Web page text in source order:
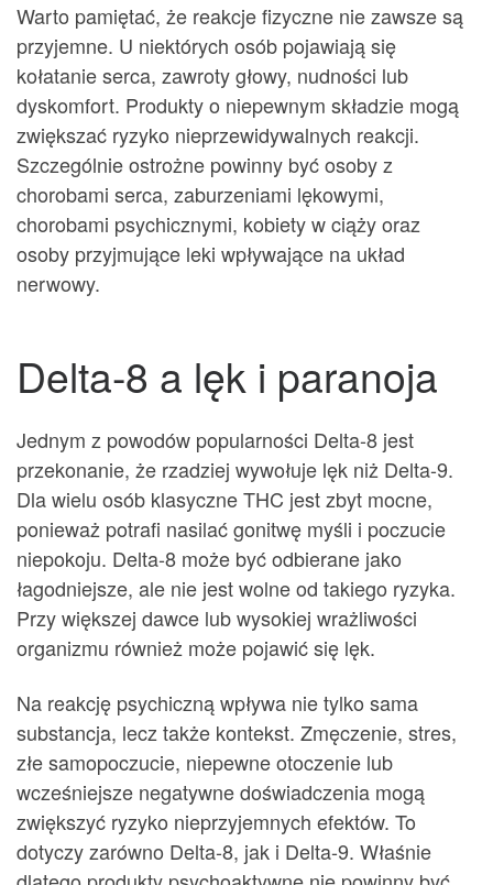
Warto pamiętać, że reakcje fizyczne nie zawsze są
przyjemne. U niektórych osób pojawiają się
kołatanie serca, zawroty głowy, nudności lub
dyskomfort. Produkty o niepewnym składzie mogą
zwiększać ryzyko nieprzewidywalnych reakcji.
Szczególnie ostrożne powinny być osoby z
chorobami serca, zaburzeniami lękowymi,
chorobami psychicznymi, kobiety w ciąży oraz
osoby przyjmujące leki wpływające na układ
nerwowy.
Delta-8 a lęk i paranoja
Jednym z powodów popularności Delta-8 jest
przekonanie, że rzadziej wywołuje lęk niż Delta-9.
Dla wielu osób klasyczne THC jest zbyt mocne,
ponieważ potrafi nasilać gonitwę myśli i poczucie
niepokoju. Delta-8 może być odbierane jako
łagodniejsze, ale nie jest wolne od takiego ryzyka.
Przy większej dawce lub wysokiej wrażliwości
organizmu również może pojawić się lęk.
Na reakcję psychiczną wpływa nie tylko sama
substancja, lecz także kontekst. Zmęczenie, stres,
złe samopoczucie, niepewne otoczenie lub
wcześniejsze negatywne doświadczenia mogą
zwiększyć ryzyko nieprzyjemnych efektów. To
dotyczy zarówno Delta-8, jak i Delta-9. Właśnie